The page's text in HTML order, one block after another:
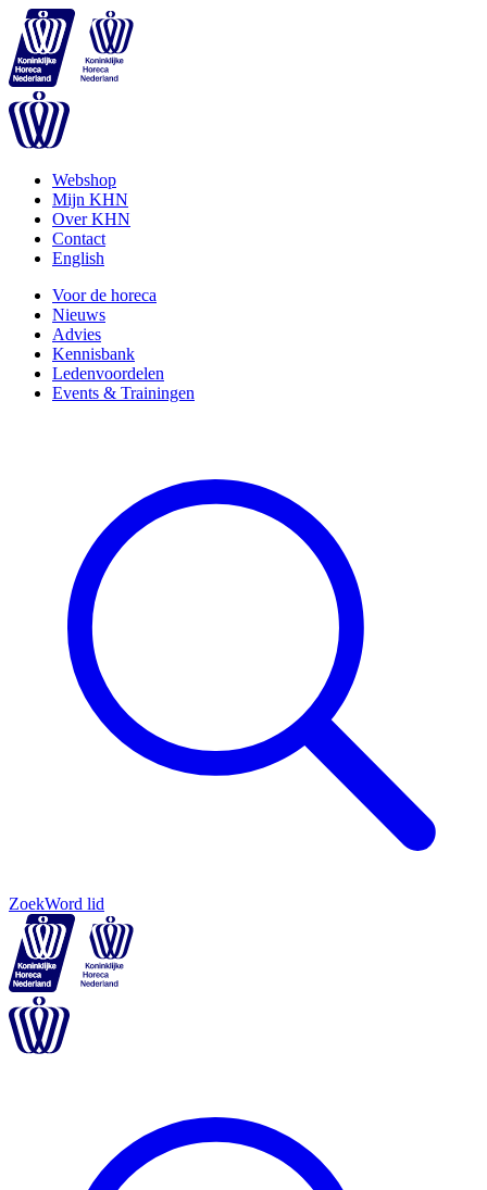
Webshop
Mijn KHN
Over KHN
Contact
English
Voor de horeca
Nieuws
Advies
Kennisbank
Ledenvoordelen
Events & Trainingen
ZoekWord lid